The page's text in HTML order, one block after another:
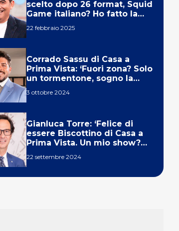
scelto dopo 26 format, Squid
Game italiano? Ho fatto la
22 febbraio 2025
Corrado Sassu di Casa a
Prima Vista: ‘Fuori zona? Solo
un tormentone, sogno la
3 ottobre 2024
Gianluca Torre: ‘Felice di
essere Biscottino di Casa a
Prima Vista. Un mio show?
22 settembre 2024